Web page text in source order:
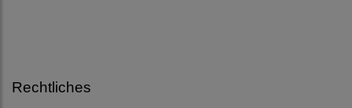
Rechtliches